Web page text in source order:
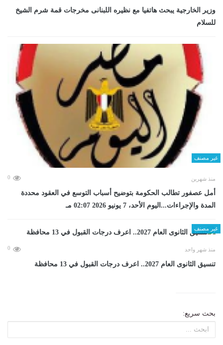
وزير الخارجية يبحث هاتفيا مع نظيره اللبنانى مخرجات قمة شرم الشيخ
للسلام
غير مصنف
منذ شهرين 0
أمل عصفور تطالب الحكومة بتوضيح أسباب التوسع في العقود محددة
المدة والإجراءات...اليوم الأحد، 7 يونيو 2026 02:07 مـ
غير مصنف
منذ شهر واحد 0
تنسيق الثانوى العام 2027.. اعرف درجات القبول في 13 محافظة
بحث سريع: